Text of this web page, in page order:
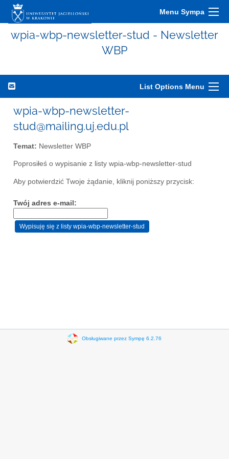
Menu Sympa
wpia-wbp-newsletter-stud - Newsletter
WBP
List Options Menu
wpia-wbp-newsletter-
stud@mailing.uj.edu.pl
Temat: Newsletter WBP
Poprosiłeś o wypisanie z listy wpia-wbp-newsletter-stud
Aby potwierdzić Twoje żądanie, kliknij poniższy przycisk:
Twój adres e-mail:
Obsługiwane przez Sympę 6.2.76